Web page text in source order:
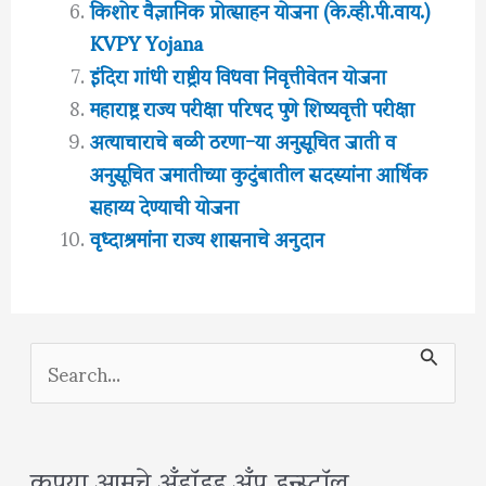
KVPY Yojana
इंदिरा गांधी राष्ट्रीय विधवा निवृत्तीवेतन योजना
महाराष्ट्र राज्य परीक्षा परिषद पुणे शिष्यवृत्ती परीक्षा
अत्याचाराचे बळी ठरणा-या अनुसूचित जाती व
अनुसूचित जमातीच्या कुटुंबातील सदस्यांना आर्थिक
सहाय्य देण्याची योजना
वृध्दाश्रमांना राज्य शासनाचे अनुदान
S
e